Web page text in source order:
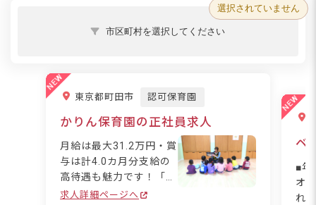
選択されていません
市区町村を選択してください
東京都町田市 認可保育園
かりん保育園の正社員求人
月給は最大31.2万円・賞
与は計4.0カ月分支給の
高待遇も魅力です！「か
りん保育園」は尾根緑道
求人詳細ページへ
ベ
■年
オ
れ